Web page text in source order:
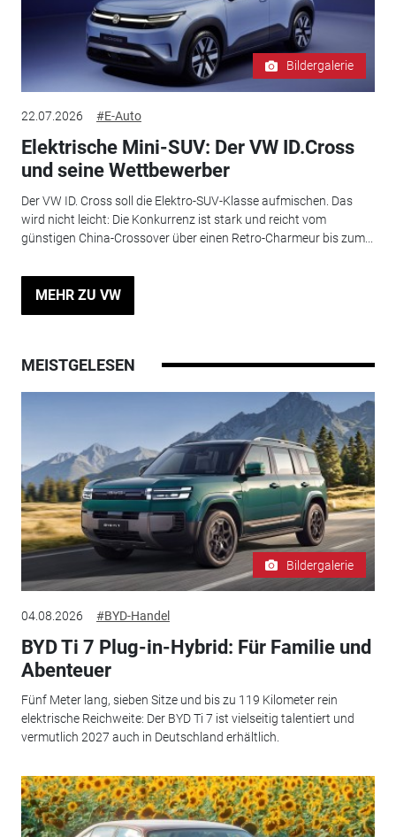
Bildergalerie
22.07.2026 #E-Auto
Elektrische Mini-SUV: Der VW ID.Cross
und seine Wettbewerber
Der VW ID. Cross soll die Elektro-SUV-Klasse aufmischen. Das
wird nicht leicht: Die Konkurrenz ist stark und reicht vom
günstigen China-Crossover über einen Retro-Charmeur bis zum...
MEHR ZU VW
MEISTGELESEN
Bildergalerie
04.08.2026 #BYD-Handel
BYD Ti 7 Plug-in-Hybrid: Für Familie und
Abenteuer
Fünf Meter lang, sieben Sitze und bis zu 119 Kilometer rein
elektrische Reichweite: Der BYD Ti 7 ist vielseitig talentiert und
vermutlich 2027 auch in Deutschland erhältlich.